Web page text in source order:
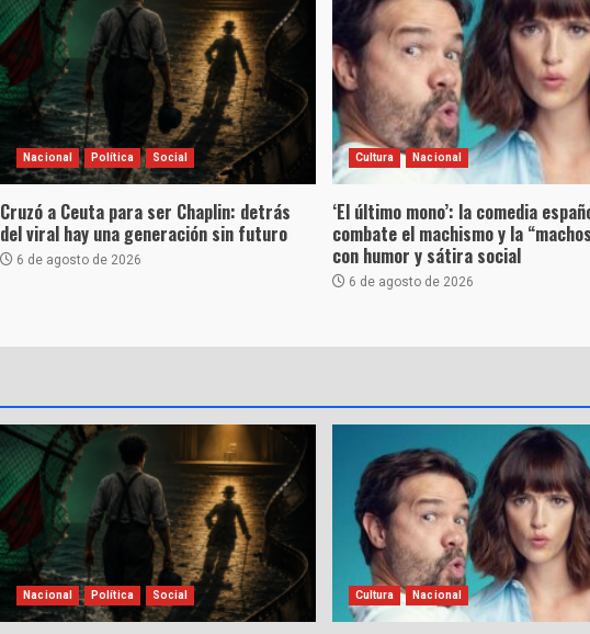
Nacional Política Social
Cruzó a Ceuta para ser Chaplin: detrás
del viral hay una generación sin futuro
6 de agosto de 2026
Cultura Nacional
‘El último mono’: la comedia
combate el machismo y la
con humor y sátira social
6 de agosto de 2026
Nacional Política Social Cultura Nacional